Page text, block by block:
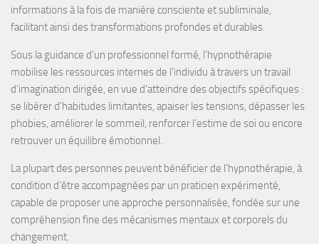
informations à la fois de manière consciente et subliminale,
facilitant ainsi des transformations profondes et durables.
Sous la guidance d’un professionnel formé, l’hypnothérapie
mobilise les ressources internes de l’individu à travers un travail
d’imagination dirigée, en vue d’atteindre des objectifs spécifiques :
se libérer d’habitudes limitantes, apaiser les tensions, dépasser les
phobies, améliorer le sommeil, renforcer l’estime de soi ou encore
retrouver un équilibre émotionnel.
La plupart des personnes peuvent bénéficier de l’hypnothérapie, à
condition d’être accompagnées par un praticien expérimenté,
capable de proposer une approche personnalisée, fondée sur une
compréhension fine des mécanismes mentaux et corporels du
changement.